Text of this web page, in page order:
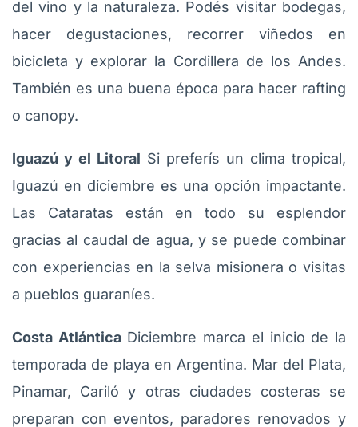
del vino y la naturaleza. Podés visitar bodegas,
hacer degustaciones, recorrer viñedos en
bicicleta y explorar la Cordillera de los Andes.
También es una buena época para hacer rafting
o canopy.
Iguazú y el Litoral Si preferís un clima tropical,
Iguazú en diciembre es una opción impactante.
Las Cataratas están en todo su esplendor
gracias al caudal de agua, y se puede combinar
con experiencias en la selva misionera o visitas
a pueblos guaraníes.
Costa AtlánticaDiciembre marca el inicio de la
temporada de playa en Argentina. Mar del Plata,
Pinamar, Cariló y otras ciudades costeras se
preparan con eventos, paradores renovados y